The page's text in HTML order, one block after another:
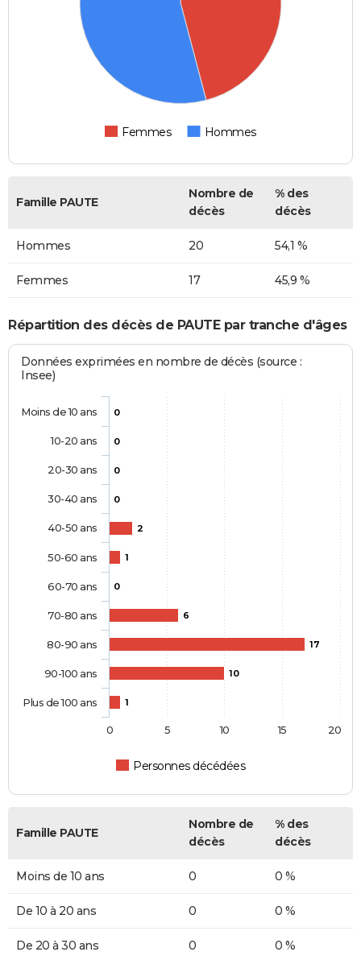
Femmes Hommes
Famille PAUTE
Nombre de
décès
% des
décès
Hommes 20 54,1 %
Femmes 17 45,9 %
Répartition des décès de PAUTE par tranche d'âges
Données exprimées en nombre de décès (source :
Insee)
0
0
0
0
2
1
0
6
17
10
1
Personnes décédées
Moins de 10 ans
10-20 ans
20-30 ans
30-40 ans
40-50 ans
50-60 ans
60-70 ans
70-80 ans
80-90 ans
90-100 ans
Plus de 100 ans
0 5 10 15 20
Famille PAUTE
Nombre de
décès
% des
décès
Moins de 10 ans 0 0 %
De 10 à 20 ans 0 0 %
De 20 à 30 ans 0 0 %